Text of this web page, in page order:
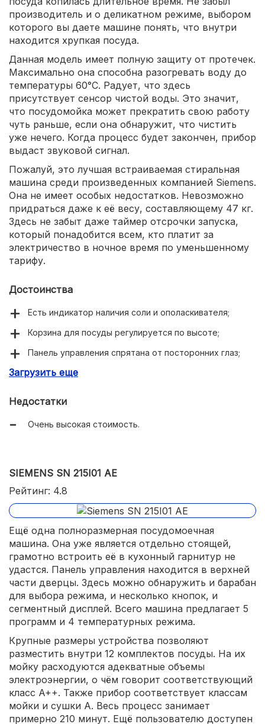
производитель и о деликатном режиме, выбором
которого вы даете машине понять, что внутри
находится хрупкая посуда.
Данная модель имеет полную защиту от протечек.
Максимально она способна разогревать воду до
температуры 60°C. Радует, что здесь
присутствует сенсор чистой воды. Это значит,
что посудомойка может прекратить свою работу
чуть раньше, если она обнаружит, что чистить
уже нечего. Когда процесс будет закончен, прибор
выдаст звуковой сигнал.
Пожалуй, это лучшая встраиваемая стиральная
машина среди произведенных компанией Siemens.
Она не имеет особых недостатков. Невозможно
придраться даже к её весу, составляющему 47 кг.
Здесь не забыт даже таймер отсрочки запуска,
который понадобится всем, кто платит за
электричество в ночное время по уменьшенному
тарифу.
Достоинства
Есть индикатор наличия соли и ополаскивателя;
Корзина для посуды регулируется по высоте;
Панель управления спрятана от посторонних глаз;
Реализована интенсивная сушка;
режимов;
Не самый высокий уровень шума.
Загрузить еще
Недостатки
Очень высокая стоимость.
SIEMENS SN 215I01 AE
Рейтинг: 4.8
Ещё одна полноразмерная посудомоечная
машина. Она уже является отдельно стоящей,
грамотно встроить её в кухонный гарнитур не
удастся. Панель управления находится в верхней
части дверцы. Здесь можно обнаружить и барабан
для выбора режима, и несколько кнопок, и
сегментный дисплей. Всего машина предлагает 5
программ и 4 температурных режима.
Крупные размеры устройства позволяют
разместить внутри 12 комплектов посуды. На их
мойку расходуются адекватные объемы
электроэнергии, о чём говорит соответствующий
класс A++. Также прибор соответствует классам
мойки и сушки A. Весь процесс занимает
примерно 210 минут. Ещё пользователю доступен